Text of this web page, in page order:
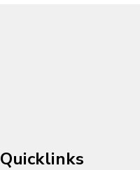
Quicklinks